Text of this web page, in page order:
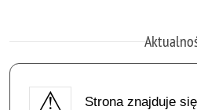
Strona znajduje